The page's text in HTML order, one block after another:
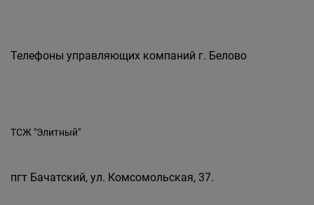
Телефоны управляющих компаний г. Белово
ТСЖ "Элитный"
пгт Бачатский, ул. Комсомольская, 37.